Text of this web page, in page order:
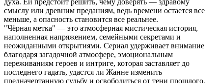
духа. Ей предстоит решить, чему доверять — здравому
смыслу или древним преданиям, ведь времени остается все
меньше, а опасность становится все реальнее.
"Чёрная метка" — это атмосферная мистическая история,
наполненная напряжением, семейными секретами и
неожиданными открытиями. Сериал удерживает внимание
благодаря загадочной атмосфере, эмоциональным
переживаниям героев и интриге, которая заставляет до
последнего гадать, удастся ли Жанне изменить
предначертанную судьбу и освободиться от тени прошлого.